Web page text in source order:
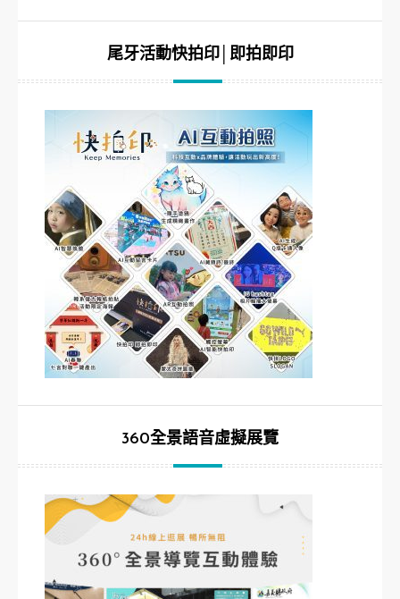
尾牙活動快拍印│即拍即印
360全景語音虛擬展覽